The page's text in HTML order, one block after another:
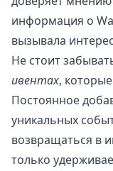
информация о
вызывала
Не стоит
ивентах,
Постоянное
уникальных
возвращаться в
только